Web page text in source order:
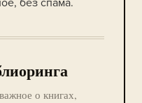
без спама.
о книгах,